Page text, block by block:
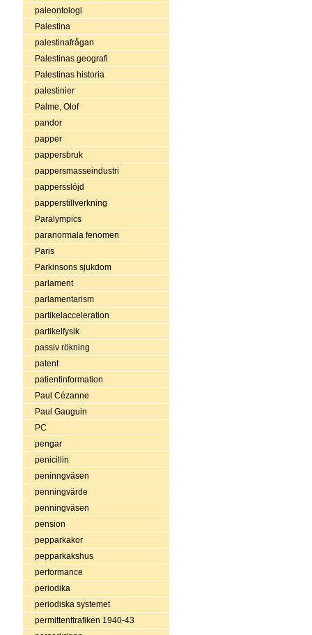
paleontologi
Palestina
palestinafrågan
Palestinas geografi
Palestinas historia
palestinier
Palme, Olof
pandor
papper
pappersbruk
pappersmasseindustri
pappersslöjd
papperstillverkning
Paralympics
paranormala fenomen
Paris
Parkinsons sjukdom
parlament
parlamentarism
partikelacceleration
partikelfysik
passiv rökning
patent
patientinformation
Paul Cézanne
Paul Gauguin
PC
pengar
penicillin
peninngväsen
penningvärde
penningväsen
pension
pepparkakor
pepparkakshus
performance
periodika
periodiska systemet
permittenttrafiken 1940-43